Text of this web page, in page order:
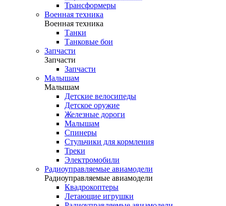
Трансформеры
Военная техника
Военная техника
Танки
Танковые бои
Запчасти
Запчасти
Запчасти
Малышам
Малышам
Детские велосипеды
Детское оружие
Железные дороги
Малышам
Спинеры
Стульчики для кормления
Треки
Электромобили
Радиоуправляемые авиамодели
Радиоуправляемые авиамодели
Квадрокоптеры
Летающие игрушки